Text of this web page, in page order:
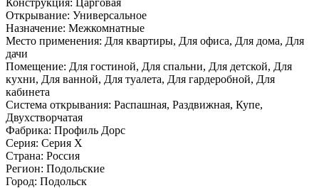
Открывание: Универсальное
Назначение: Межкомнатные
Место применения: Для квартиры, Для офиса, Для дома, Для
дачи
Помещение: Для гостиной, Для спальни, Для детской, Для
кухни, Для ванной, Для туалета, Для гардеробной, Для
кабинета
Система открывания: Распашная, Раздвижная, Купе,
Двухстворчатая
Фабрика: Профиль Дорс
Серия: Серия X
Страна: Россия
Регион: Подольские
Город: Подольск